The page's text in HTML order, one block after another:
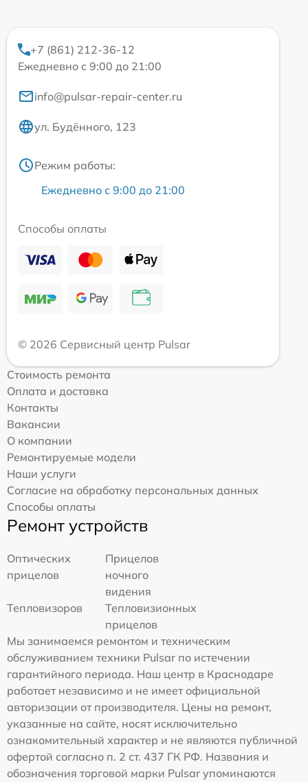
+7 (861) 212-36-12
Ежедневно с 9:00 до 21:00
info@pulsar-repair-center.ru
ул. Будённого, 123
Режим работы:
Ежедневно с 9:00 до 21:00
Способы оплаты
© 2026 Сервисный центр Pulsar
Стоимость ремонта
Оплата и доставка
Контакты
Вакансии
О компании
Ремонтируемые модели
Наши услуги
Согласие на обработку персональных данных
Способы оплаты
Ремонт устройств
Оптических
прицелов
Прицелов
ночного
видения
Тепловизоров
Тепловизионных
прицелов
Мы занимаемся ремонтом и техническим
обслуживанием техники Pulsar по истечении
гарантийного периода. Наш центр в Краснодаре
работает независимо и не имеет официальной
авторизации от производителя. Цены на ремонт,
указанные на сайте, носят исключительно
ознакомительный характер и не являются публичной
офертой согласно п. 2 ст. 437 ГК РФ. Названия и
обозначения торговой марки Pulsar упоминаются